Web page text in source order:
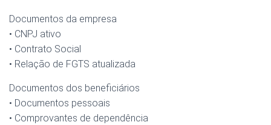
Documentos da empresa
• CNPJ ativo
• Contrato Social
• Relação de FGTS atualizada
Documentos dos beneficiários
• Documentos pessoais
• Comprovantes de dependência